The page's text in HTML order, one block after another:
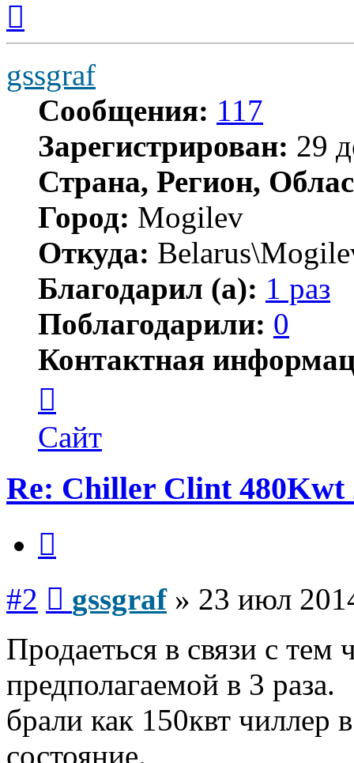
началу
gssgraf
Сообщения: 117
Зарегистрирован: 29
Страна, Регион,
Город: Mogilev
Откуда:
Благодарил (а): 1 раз
Поблагодарили: 0
Контактная
пользователя
gssgraf
Сайт
Re: Chiller Clint 480Kwt
#2 gssgraf» 23 июл
Продаеться в связи с
предполагаемой в 3 раза.
брали как 150квт чиллер
состояние.